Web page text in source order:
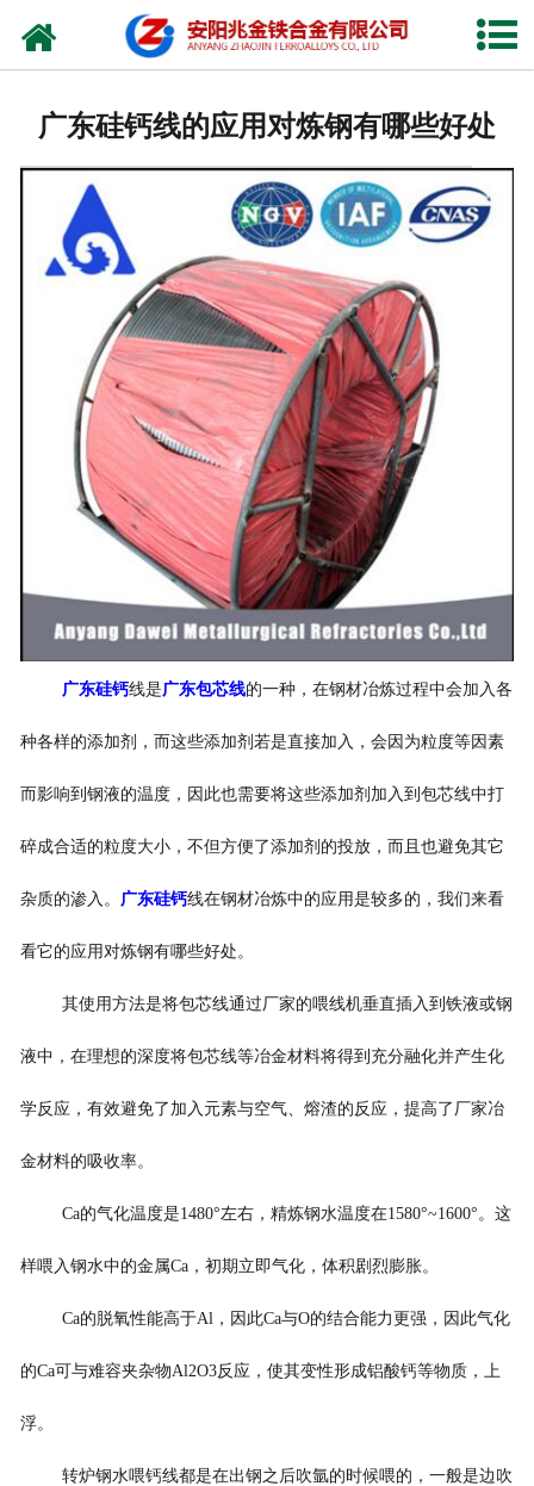
网站首页
产品中心
厂容厂貌
视频中心
联系我们
广东硅钙线的应用对炼钢有哪些好处
广东硅钙线是广东包芯线的一种，在钢材冶炼过程中会加入各
种各样的添加剂，而这些添加剂若是直接加入，会因为粒度等因素
而影响到钢液的温度，因此也需要将这些添加剂加入到包芯线中打
碎成合适的粒度大小，不但方便了添加剂的投放，而且也避免其它
杂质的渗入。 广东硅钙线在钢材冶炼中的应用是较多的，我们来看
看它的应用对炼钢有哪些好处。
其使用方法是将包芯线通过厂家的喂线机垂直插入到铁液或钢
液中，在理想的深度将包芯线等冶金材料将得到充分融化并产生化
学反应，有效避免了加入元素与空气、熔渣的反应，提高了厂家冶
金材料的吸收率。
Ca的气化温度是1480°左右，精炼钢水温度在1580°~1600°。这
样喂入钢水中的金属Ca，初期立即气化，体积剧烈膨胀。
Ca的脱氧性能高于Al，因此Ca与O的结合能力更强，因此气化
的Ca可与难容夹杂物Al2O3反应，使其变性形成铝酸钙等物质，上
浮。
转炉钢水喂钙线都是在出钢之后吹氩的时候喂的，一般是边吹